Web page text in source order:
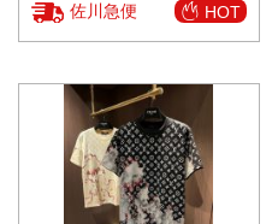
佐川急便 HOT